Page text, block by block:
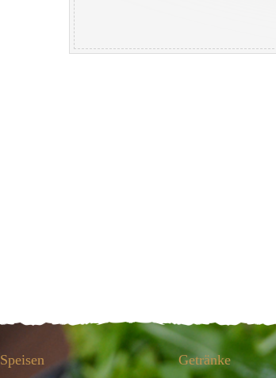
Speisen Getränke